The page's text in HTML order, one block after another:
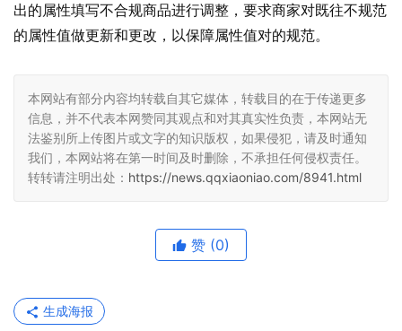
出的属性填写不合规商品进行调整，要求商家对既往不规范
的属性值做更新和更改，以保障属性值对的规范。
本网站有部分内容均转载自其它媒体，转载目的在于传递更多
信息，并不代表本网赞同其观点和对其真实性负责，本网站无
法鉴别所上传图片或文字的知识版权，如果侵犯，请及时通知
我们，本网站将在第一时间及时删除，不承担任何侵权责任。
转转请注明出处： https://news.qqxiaoniao.com/8941.html
赞 (0)
生成海报